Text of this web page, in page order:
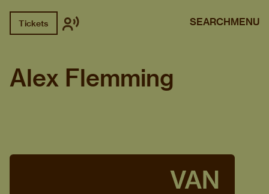
Tickets SEARCHMENU
Alex Flemming